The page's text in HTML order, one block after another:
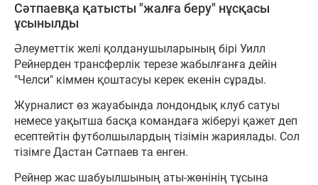
Сәтпаевқа қатысты "жалға беру" нұсқасы
ұсынылды
Әлеуметтік желі қолданушыларының бірі Уилл
Рейнерден трансферлік терезе жабылғанға дейін
"Челси" кіммен қоштасуы керек екенін сұрады.
Журналист өз жауабында лондондық клуб сатуы
немесе уақытша басқа командаға жіберуі қажет деп
есептейтін футболшылардың тізімін жариялады. Сол
тізімге Дастан Сәтпаев та енген.
Рейнер жас шабуылшының аты-жөнінің тұсына